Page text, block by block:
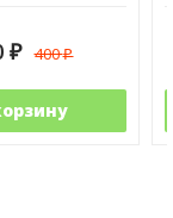
₽ 400₽